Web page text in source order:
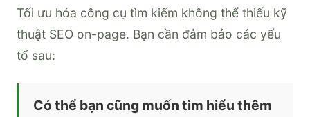
Tối ưu hóa công cụ tìm kiếm không thể thiếu kỹ
thuật SEO on-page. Bạn cần đảm bảo các yếu
tố sau:
Có thể bạn cũng muốn tìm hiểu thêm